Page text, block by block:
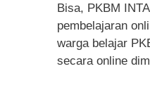
Bisa, PKBM
pembelajaran
warga belajar
secara online